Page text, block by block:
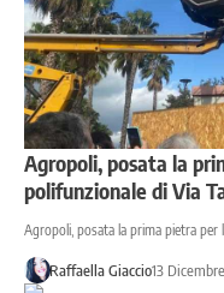
Agropoli, posata la
polifunzionale di Via
Agropoli, posata la prima pietra per
Raffaella Giaccio13